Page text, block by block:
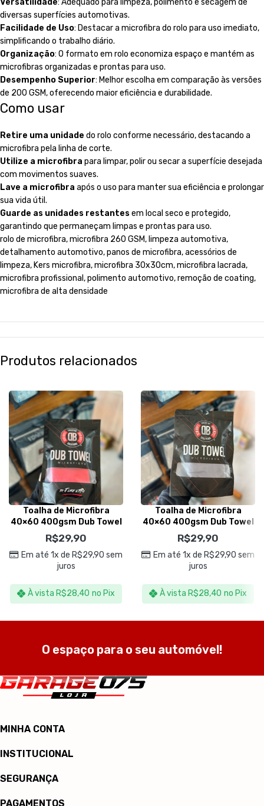
Versatilidade: Adequado para limpeza, polimento e secagem de
diversas superfícies automotivas.
Facilidade de Uso: Destacar a microfibra do rolo para uso imediato,
simplificando o trabalho diário.
Organização: O formato em rolo economiza espaço e mantém as
microfibras organizadas e prontas para uso.
Desempenho Superior: Melhor escolha em comparação às versões
de 200 GSM, oferecendo maior eficiência e durabilidade.
Como usar
Retire uma unidade do rolo conforme necessário, destacando a
microfibra pela linha de corte.
Utilize a microfibra para limpar, polir ou secar a superfície desejada
com movimentos suaves.
Lave a microfibra após o uso para manter sua eficiência e prolongar
sua vida útil.
Guarde as unidades restantes em local seco e protegido,
garantindo que permaneçam limpas e prontas para uso.
rolo de microfibra, microfibra 260 GSM, limpeza automotiva,
detalhamento automotivo, panos de microfibra, acessórios de
limpeza, Kers microfibra, microfibra 30x30cm, microfibra lacrada,
microfibra profissional, polimento automotivo, remoção de coating,
microfibra de alta densidade
Produtos relacionados
Toalha de Microfibra
40×60 400gsm Dub Towel
Vermelha – Dub Boyz
R$29,90
Em até 1x de R$29,90 sem
juros
À vista R$28,40 no Pix
Toalha de Microfibra
40×60 400gsm Dub Towel
Cinza – Dub Boyz
R$29,90
Em até 1x de R$29,90 sem
juros
À vista R$28,40 no Pix
O espaço para o seu automóvel!
MINHA CONTA
INSTITUCIONAL
SEGURANÇA
PAGAMENTOS